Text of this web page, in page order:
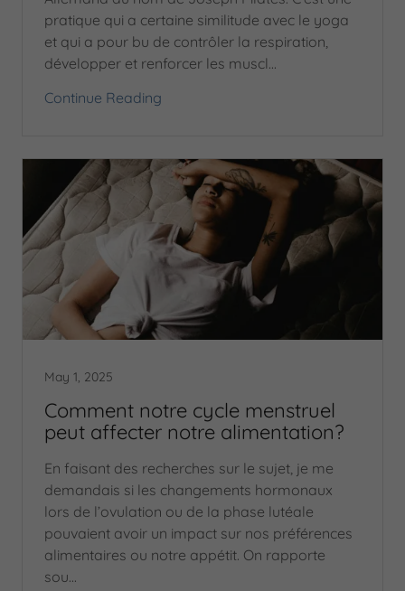
pratique qui a certaine similitude avec le yoga
et qui a pour bu de contrôler la respiration,
développer et renforcer les muscl...
Continue Reading
May 1, 2025
Comment notre cycle menstruel
peut affecter notre alimentation?
En faisant des recherches sur le sujet, je me
demandais si les changements hormonaux
lors de l’ovulation ou de la phase lutéale
pouvaient avoir un impact sur nos préférences
alimentaires ou notre appétit. On rapporte
sou...